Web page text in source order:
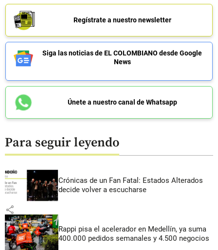
Regístrate a nuestro newsletter
Siga las noticias de EL COLOMBIANO desde Google
News
Únete a nuestro canal de Whatsapp
Para seguir leyendo
Crónicas de un Fan Fatal: Estados Alterados
decide volver a escucharse
share
Rappi pisa el acelerador en Medellín, ya suma
400.000 pedidos semanales y 4.500 negocios